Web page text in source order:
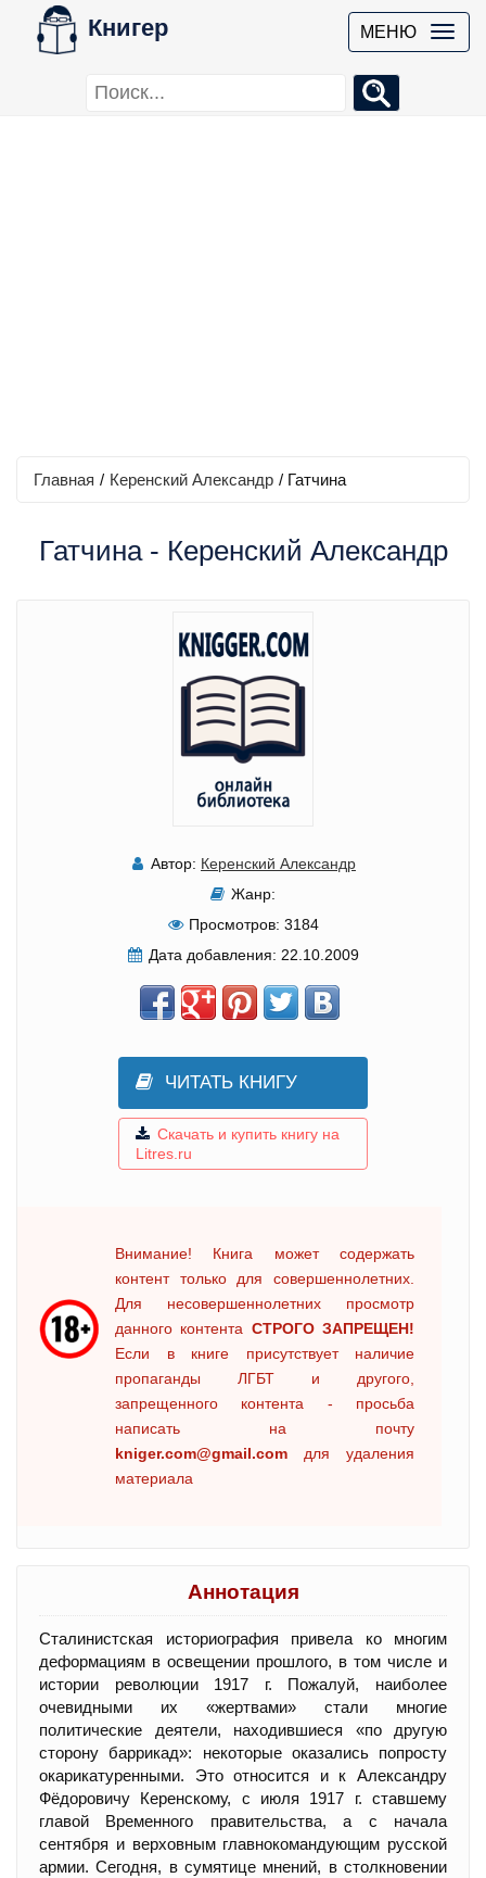
Книгер МЕНЮ
Главная / Керенский Александр / Гатчина
Гатчина - Керенский Александр
Автор: Керенский Александр
Жанр:
Просмотров: 3184
Дата добавления: 22.10.2009
ЧИТАТЬ КНИГУ
Скачать и купить книгу на
Litres.ru
Внимание! Книга может содержать
контент только для совершеннолетних.
Для несовершеннолетних просмотр
данного контента СТРОГО ЗАПРЕЩЕН!
Если в книге присутствует наличие
пропаганды ЛГБТ и другого,
запрещенного контента - просьба
написать на почту
kniger.com@gmail.com для удаления
материала
Аннотация
Сталинистская историография привела ко многим
деформациям в освещении прошлого, в том числе и
истории революции 1917 г. Пожалуй, наиболее
очевидными их «жертвами» стали многие
политические деятели, находившиеся «по другую
сторону баррикад»: некоторые оказались попросту
окарикатуренными. Это относится и к Александру
Фёдоровичу Керенскому, с июля 1917 г. ставшему
главой Временного правительства, а с начала
сентября и верховным главнокомандующим русской
армии. Сегодня, в сумятице мнений, в столкновении